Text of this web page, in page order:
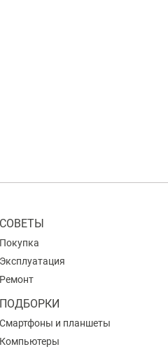
СОВЕТЫ
Покупка
Эксплуатация
Ремонт
ПОДБОРКИ
Смартфоны и планшеты
Компьютеры